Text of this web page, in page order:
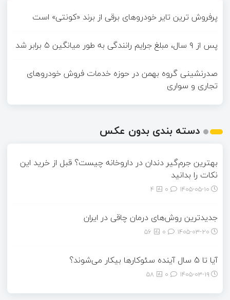
پرفروش ترین تایر خودروهای برقی از برند «کونتی» است
پس از ۹ سال، مبلغ جرایم رانندگی به طور میانگین ۵ برابر شد
صدرنشینی گروه بهمن در حوزه خدمات فروش خودروهای
تجاری و سواری
دسته بندی بدون عکس
بهترین جرم‌گیر دندان در داروخانه چیست؟ قبل از خرید این
نکات را بدانید
۱۴۰۵-۰۵-۱۰ 4
جدیدترین روش‌های درمان چاقی در ایران
۱۴۰۵-۰۳-۲۰ 56
آیا تا 5 سال آینده سئوکارها بیکار می‌شوند؟
۱۴۰۵-۰۳-۱۹ 58